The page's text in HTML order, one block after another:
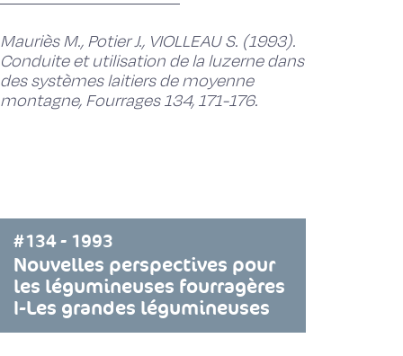
Mauriès M., Potier J., VIOLLEAU S. (1993).
Conduite et utilisation de la luzerne dans
des systèmes laitiers de moyenne
montagne, Fourrages 134, 171-176.
#134 - 1993
Nouvelles perspectives pour
les légumineuses fourragères
I-Les grandes légumineuses